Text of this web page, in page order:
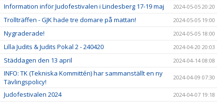
Information inför Judofestivalen i Lindesberg 17-19 maj 2024-05-05 20:20
Trollträffen - GJK hade tre domare på mattan! 2024-05-05 19:00
Nygraderade! 2024-05-05 18:00
Lilla Judits & Judits Pokal 2 - 240420 2024-04-20 20:03
Städdagen den 13 april 2024-04-14 08:08
INFO: TK (Tekniska Kommittén) har sammanställt en ny
Tävlingspolicy!
2024-04-09 07:30
Judofestivalen 2024 2024-04-07 19:18